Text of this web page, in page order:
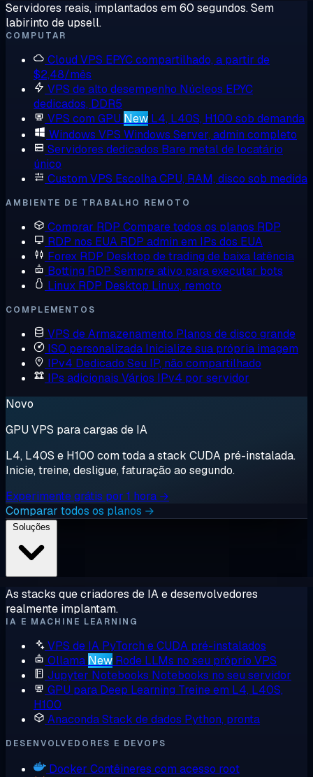
Servidores reais, implantados em 60 segundos. Sem
labirinto de upsell.
COMPUTAR
Cloud VPS EPYC compartilhado, a partir de
$2,48/mês
VPS de alto desempenho Núcleos EPYC
dedicados, DDR5
VPS com GPU New L4, L40S, H100 sob demanda
Windows VPS Windows Server, admin completo
Servidores dedicados Bare metal de locatário
único
Custom VPS Escolha CPU, RAM, disco sob medida
AMBIENTE DE TRABALHO REMOTO
Comprar RDP Compare todos os planos RDP
RDP nos EUA RDP admin em IPs dos EUA
Forex RDP Desktop de trading de baixa latência
Botting RDP Sempre ativo para executar bots
Linux RDP Desktop Linux, remoto
COMPLEMENTOS
VPS de Armazenamento Planos de disco grande
ISO personalizada Inicialize sua própria imagem
IPv4 Dedicado Seu IP, não compartilhado
IPs adicionais Vários IPv4 por servidor
Novo
GPU VPS para cargas de IA
L4, L40S e H100 com toda a stack CUDA pré-instalada.
Inicie, treine, desligue, faturação ao segundo.
Experimente grátis por 1 hora →
Comparar todos os planos →
As stacks que criadores de IA e desenvolvedores
realmente implantam.
IA E MACHINE LEARNING
VPS de IA PyTorch e CUDA pré-instalados
Ollama New Rode LLMs no seu próprio VPS
Jupyter Notebooks Notebooks no seu servidor
GPU para Deep Learning Treine em L4, L40S,
H100
AnacondaStack de dados Python, pronta
DESENVOLVEDORES E DEVOPS
Docker Contêineres com acesso root